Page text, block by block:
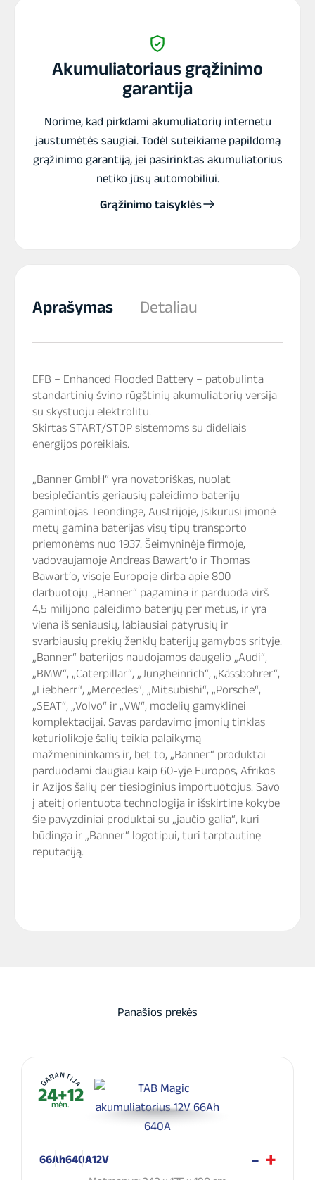
Akumuliatoriaus grąžinimo
garantija
Norime, kad pirkdami akumuliatorių internetu
jaustumėtės saugiai. Todėl suteikiame papildomą
grąžinimo garantiją, jei pasirinktas akumuliatorius
netiko jūsų automobiliui.
Grąžinimo taisyklės
Aprašymas Detaliau
EFB – Enhanced Flooded Battery – patobulinta
standartinių švino rūgštinių akumuliatorių versija
su skystuoju elektrolitu.
Skirtas START/STOP sistemoms su dideliais
energijos poreikiais.
„Banner GmbH“ yra novatoriškas, nuolat
besiplečiantis geriausių paleidimo baterijų
gamintojas. Leondinge, Austrijoje, įsikūrusi įmonė
metų gamina baterijas visų tipų transporto
priemonėms nuo 1937. Šeimyninėje firmoje,
vadovaujamoje Andreas Bawart‘o ir Thomas
Bawart‘o, visoje Europoje dirba apie 800
darbuotojų. „Banner“ pagamina ir parduoda virš
4,5 milijono paleidimo baterijų per metus, ir yra
viena iš seniausių, labiausiai patyrusių ir
svarbiausių prekių ženklų baterijų gamybos srityje.
„Banner“ baterijos naudojamos daugelio „Audi“,
„BMW“, „Caterpillar“, „Jungheinrich“, „Kässbohrer“,
„Liebherr“, „Mercedes“, „Mitsubishi“, „Porsche“,
„SEAT“, „Volvo“ ir „VW“, modelių gamyklinei
komplektacijai. Savas pardavimo įmonių tinklas
keturiolikoje šalių teikia palaikymą
mažmenininkams ir, bet to, „Banner“ produktai
parduodami daugiau kaip 60-yje Europos, Afrikos
ir Azijos šalių per tiesioginius importuotojus. Savo
į ateitį orientuota technologija ir išskirtine kokybe
šie pavyzdiniai produktai su „jaučio galia“, kuri
būdinga ir „Banner“ logotipui, turi tarptautinę
reputaciją.
Panašios prekės
GARANTIJA
24+12
mėn.
66Ah640A12V